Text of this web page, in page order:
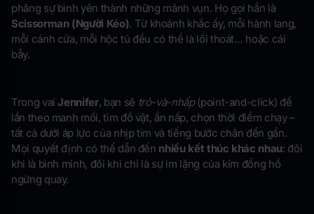
phăng sự bình yên thành những mảnh vụn. Họ gọi hắn là
Scissorman (Người Kéo). Từ khoảnh khắc ấy, mỗi hành lang,
mỗi cánh cửa, mỗi hộc tủ đều có thể là lối thoát… hoặc cái
bẫy.
Trong vaiJennifer, bạn sẽ trỏ-và-nhấp(point-and-click) để
lần theo manh mối, tìm đồ vật, ẩn nấp, chọn thời điểm chạy –
tất cả dưới áp lực của nhịp tim và tiếng bước chân đến gần.
Mọi quyết định có thể dẫn đến nhiều kết thúc khác nhau: đôi
khi là bình minh, đôi khi chỉ là sự im lặng của kim đồng hồ
ngừng quay.